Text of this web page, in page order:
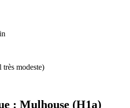
très modeste)
: Mulhouse (H1a)